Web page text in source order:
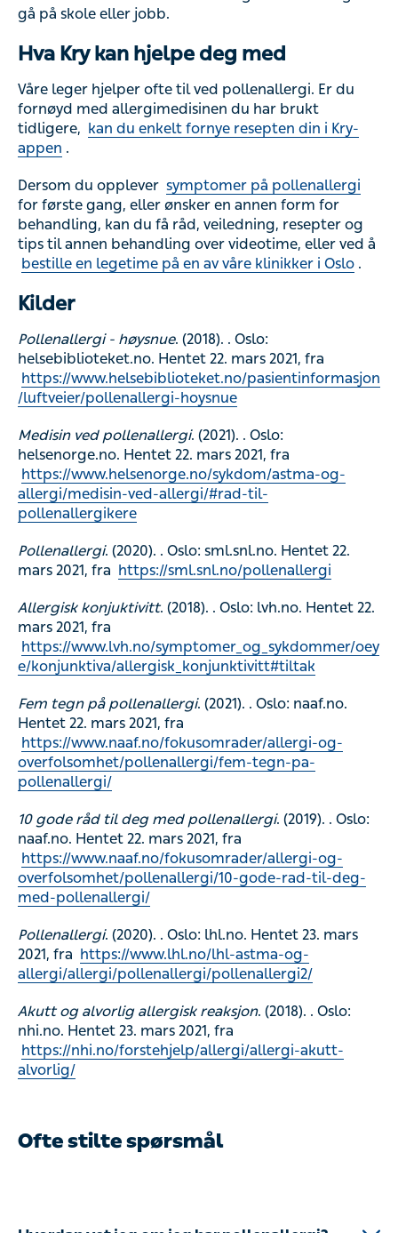
gå på skole eller jobb.
Hva Kry kan hjelpe deg med
Våre leger hjelper ofte til ved pollenallergi. Er du
fornøyd med allergimedisinen du har brukt
tidligere, kan du enkelt fornye resepten din i Kry-
appen .
Dersom du opplever symptomer på pollenallergi
for første gang, eller ønsker en annen form for
behandling, kan du få råd, veiledning, resepter og
tips til annen behandling over videotime, eller ved å
bestille en legetime på en av våre klinikker i Oslo .
Kilder
Pollenallergi - høysnue. (2018). . Oslo:
helsebiblioteket.no. Hentet 22. mars 2021, fra
https://www.helsebiblioteket.no/pasientinformasjon
/luftveier/pollenallergi-hoysnue
Medisin ved pollenallergi. (2021). . Oslo:
helsenorge.no. Hentet 22. mars 2021, fra
https://www.helsenorge.no/sykdom/astma-og-
allergi/medisin-ved-allergi/#rad-til-
pollenallergikere
Pollenallergi. (2020). . Oslo: sml.snl.no. Hentet 22.
mars 2021, fra https://sml.snl.no/pollenallergi
Allergisk konjuktivitt. (2018). . Oslo: lvh.no. Hentet 22.
mars 2021, fra
https://www.lvh.no/symptomer_og_sykdommer/oey
e/konjunktiva/allergisk_konjunktivitt#tiltak
Fem tegn på pollenallergi. (2021). . Oslo: naaf.no.
Hentet 22. mars 2021, fra
https://www.naaf.no/fokusomrader/allergi-og-
overfolsomhet/pollenallergi/fem-tegn-pa-
pollenallergi/
10 gode råd til deg med pollenallergi. (2019). . Oslo:
naaf.no. Hentet 22. mars 2021, fra
https://www.naaf.no/fokusomrader/allergi-og-
overfolsomhet/pollenallergi/10-gode-rad-til-deg-
med-pollenallergi/
Pollenallergi. (2020). . Oslo: lhl.no. Hentet 23. mars
2021, fra https://www.lhl.no/lhl-astma-og-
allergi/allergi/pollenallergi/pollenallergi2/
Akutt og alvorlig allergisk reaksjon. (2018). . Oslo:
nhi.no. Hentet 23. mars 2021, fra
https://nhi.no/forstehjelp/allergi/allergi-akutt-
alvorlig/
Ofte stilte spørsmål